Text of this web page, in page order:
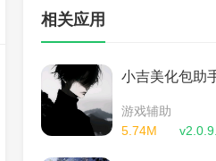
相关应用
小吉美化包助
游戏辅助
5.74M